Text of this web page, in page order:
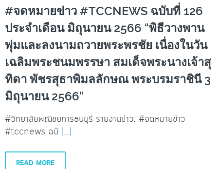
#จดหมายข่าว #TCCNEWS ฉบับที่ 126
ประจำเดือน มิถุนายน 2566 “พิธีวางพาน
พุ่มและลงนามถวายพระพรชัย เนื่องในวัน
เฉลิมพระชนมพรรษา สมเด็จพระนางเจ้าสุ
ทิดา พัชรสุธาพิมลลักษณ พระบรมราชินี 3
มิถุนายน 2566”
#วิทยาลัยพณิชยการธนบุรี รายงานข่าว: #จดหมายข่าว
#tccnews ฉบั […]
READ MORE